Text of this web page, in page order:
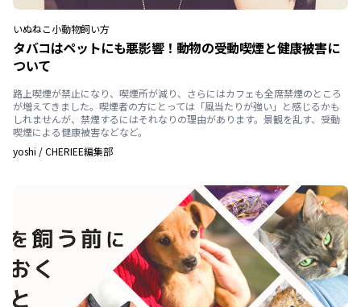
いぬねこ小動物飼い方
タバコはペットにも悪影響！動物の受動喫煙と健康被害に
ついて
路上喫煙が禁止になり、喫煙所が減り、さらにはカフェも全席禁煙のところ
が増えてきました。喫煙者の方にとっては「風当たりが強い」と感じるかも
しれませんが、禁煙するにはそれなりの理由があります。景観を乱す、受動
喫煙による健康被害などなど。
yoshi /CHERIEE編集部